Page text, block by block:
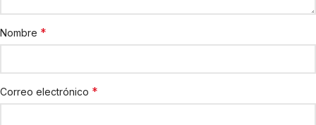
Nombre *
Correo electrónico *